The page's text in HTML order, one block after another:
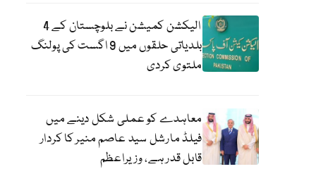
الیکشن کمیشن نے بلوچستان کے 4
بلدیاتی حلقوں میں 9 اگست کی پولنگ
ملتوی کردی
معاہدے کو عملی شکل دینے میں
فیلڈ مارشل سید عاصم منیر کا کردار
قابل قدر ہے، وزیراعظم